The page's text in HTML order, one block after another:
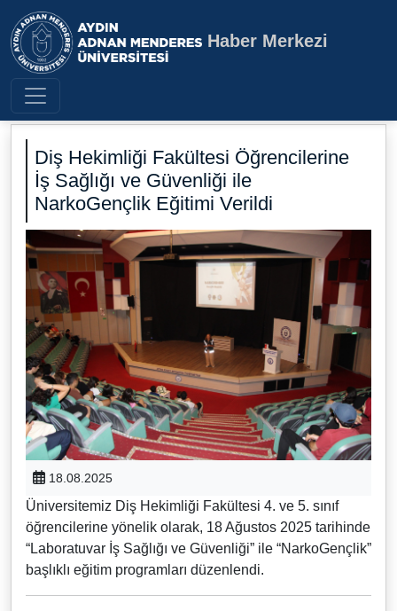
Aydın Adnan Menderes
Haber Merkezi
Diş Hekimliği Fakültesi Öğrencilerine
İş Sağlığı ve Güvenliği ile
NarkoGençlik Eğitimi Verildi
18.08.2025
Üniversitemiz Diş Hekimliği Fakültesi 4. ve 5. sınıf
öğrencilerine yönelik olarak, 18 Ağustos 2025 tarihinde
“Laboratuvar İş Sağlığı ve Güvenliği” ile “NarkoGençlik”
başlıklı eğitim programları düzenlendi.